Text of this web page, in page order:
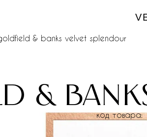
& banks velvet splendour
&
код товара: